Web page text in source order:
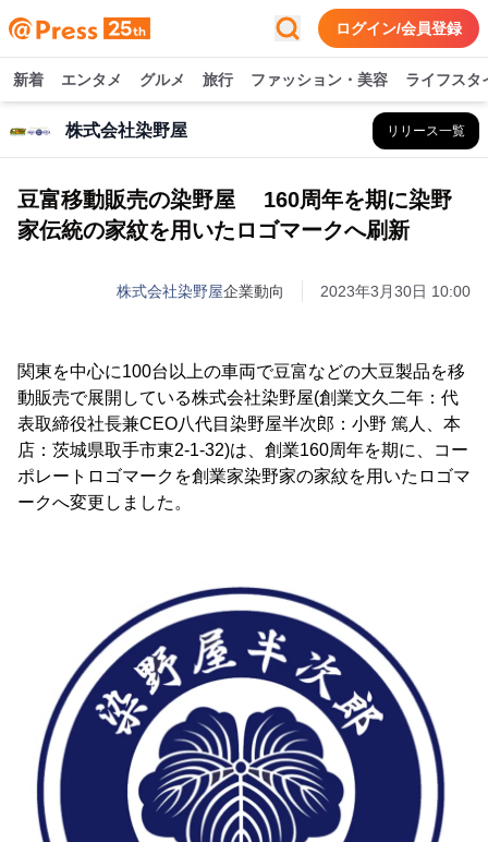
ログイン/会員登録
新着 エンタメ グルメ 旅行 ファッション・美容 ライフスタ
株式会社染野屋 リリース一覧
豆富移動販売の染野屋 160周年を期に染野
家伝統の家紋を用いたロゴマークへ刷新
株式会社染野屋企業動向 2023年3月30日 10:00
関東を中心に100台以上の車両で豆富などの大豆製品を移
動販売で展開している株式会社染野屋(創業文久二年：代
表取締役社長兼CEO八代目染野屋半次郎：小野 篤人、本
店：茨城県取手市東2-1-32)は、創業160周年を期に、コー
ポレートロゴマークを創業家染野家の家紋を用いたロゴマ
ークへ変更しました。